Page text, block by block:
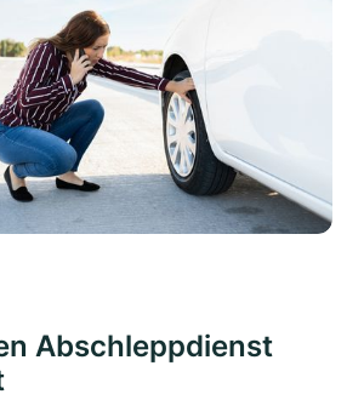
Abschleppdienst